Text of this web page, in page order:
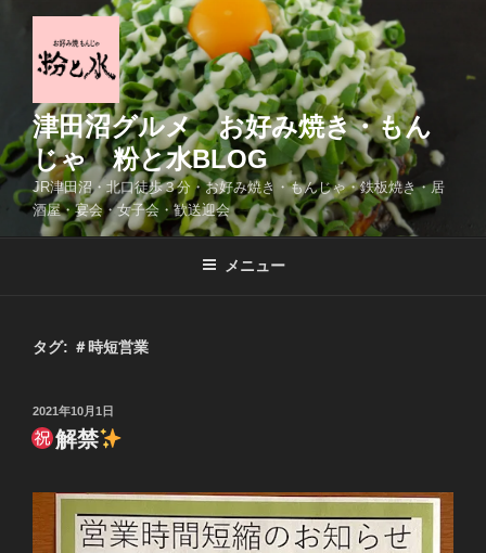
へ
ス
キ
津田沼グルメ お好み焼き・もん
じゃ 粉と水BLOG
JR津田沼・北口徒歩３分・お好み焼き・もんじゃ・鉄板焼き・居
酒屋・宴会・女子会・歓送迎会
メニュー
タグ: ＃時短営業
投
稿
日:
2021年10月1日
解禁